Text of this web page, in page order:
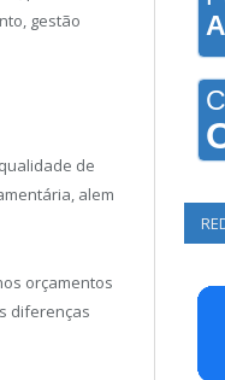
gestão
de
alem
orçamentos
diferenças